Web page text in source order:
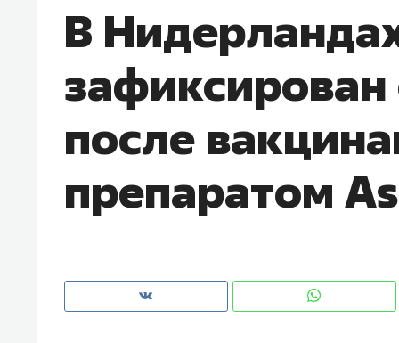
В
после
препаратом
правил, бизнес может
потерять минимум
Как бизнесу выйти на зарубежные
чем интересен Оман?